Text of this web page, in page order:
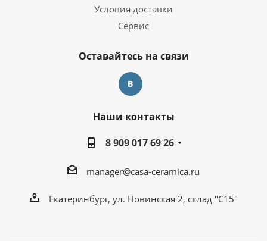
Условия доставки
Сервис
Оставайтесь на связи
Наши контакты
8 909 017 69 26
manager@casa-ceramica.ru
Екатеринбург, ул. Новинская 2, склад "С15"